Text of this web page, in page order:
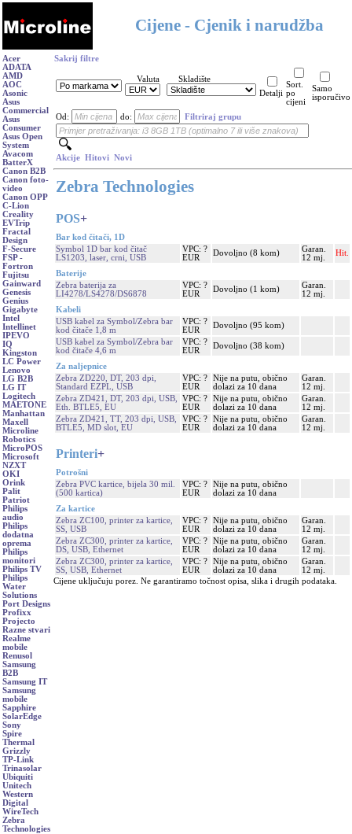
Cijene - Cjenik i narudžba
Acer
ADATA
AMD
AOC
Asonic
Asus
Commercial
Asus
Consumer
Asus Open
System
Avacom
BatterX
Canon B2B
Canon foto-
video
Canon OPP
C-Lion
Creality
EVTrip
Fractal
Design
F-Secure
FSP -
Fortron
Fujitsu
Gainward
Genesis
Genius
Gigabyte
Intel
Intellinet
IPEVO
IQ
Kingston
LC Power
Lenovo
LG B2B
LG IT
Logitech
MAETONE
Manhattan
Maxell
Microline
Robotics
MicroPOS
Microsoft
NZXT
OKI
Orink
Palit
Patriot
Philips
audio
Philips
dodatna
oprema
Philips
monitori
Philips TV
Philips
Water
Solutions
Port Designs
Profixx
Projecto
Razne stvari
Realme
mobile
Renusol
Samsung
B2B
Samsung IT
Samsung
mobile
Sapphire
SolarEdge
Sony
Spire
Thermal
Grizzly
TP-Link
Trinasolar
Ubiquiti
Unitech
Western
Digital
WireTech
Zebra
Technologies
Sakrij filtre
Valuta
Skladište
Detalji
Sort.
po
cijeni
Samo
isporučivo
Od: do: Filtriraj grupu
Akcije Hitovi Novi
Zebra Technologies
POS+
Bar kod čitači, 1D
Symbol 1D bar kod čitač
LS1203, laser, crni, USB
VPC: ?
EUR
Dovoljno (8 kom)
Garan.
12 mj.
Hit.
Baterije
Zebra baterija za
LI4278/LS4278/DS6878
VPC: ?
EUR
Dovoljno (1 kom)
Garan.
12 mj.
Kabeli
USB kabel za Symbol/Zebra bar
kod čitače 1,8 m
VPC: ?
EUR
Dovoljno (95 kom)
USB kabel za Symbol/Zebra bar
kod čitače 4,6 m
VPC: ?
EUR
Dovoljno (38 kom)
Za naljepnice
Zebra ZD220, DT, 203 dpi,
Standard EZPL, USB
VPC: ?
EUR
Nije na putu, obično
dolazi za 10 dana
Garan.
12 mj.
Zebra ZD421, DT, 203 dpi, USB,
Eth. BTLE5, EU
VPC: ?
EUR
Nije na putu, obično
dolazi za 10 dana
Garan.
12 mj.
Zebra ZD421, TT, 203 dpi, USB,
BTLE5, MD slot, EU
VPC: ?
EUR
Nije na putu, obično
dolazi za 10 dana
Garan.
12 mj.
Printeri+
Potrošni
Zebra PVC kartice, bijela 30 mil.
(500 kartica)
VPC: ?
EUR
Nije na putu, obično
dolazi za 10 dana
Za kartice
Zebra ZC100, printer za kartice,
SS, USB
VPC: ?
EUR
Nije na putu, obično
dolazi za 10 dana
Garan.
12 mj.
Zebra ZC300, printer za kartice,
DS, USB, Ethernet
VPC: ?
EUR
Nije na putu, obično
dolazi za 10 dana
Garan.
12 mj.
Zebra ZC300, printer za kartice,
SS, USB, Ethernet
VPC: ?
EUR
Nije na putu, obično
dolazi za 10 dana
Garan.
12 mj.
Cijene uključuju porez. Ne garantiramo točnost opisa, slika i drugih podataka.